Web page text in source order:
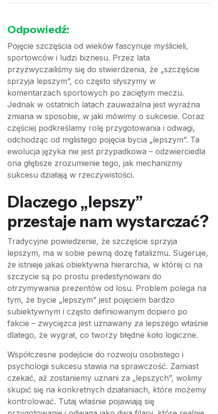
Odpowiedź:
Pojęcie szczęścia od wieków fascynuje myślicieli,
sportowców i ludzi biznesu. Przez lata
przyzwyczailiśmy się do stwierdzenia, że „szczęście
sprzyja lepszym”, co często słyszymy w
komentarzach sportowych po zaciętym meczu.
Jednak w ostatnich latach zauważalna jest wyraźna
zmiana w sposobie, w jaki mówimy o sukcesie. Coraz
częściej podkreślamy rolę przygotowania i odwagi,
odchodząc od mglistego pojęcia bycia „lepszym”. Ta
ewolucja języka nie jest przypadkowa – odzwierciedla
ona głębsze zrozumienie tego, jak mechanizmy
sukcesu działają w rzeczywistości.
Dlaczego „lepszy”
przestaje nam wystarczać?
Tradycyjne powiedzenie, że szczęście sprzyja
lepszym, ma w sobie pewną dozę fatalizmu. Sugeruje,
że istnieje jakaś obiektywna hierarchia, w której ci na
szczycie są po prostu predestynowani do
otrzymywania prezentów od losu. Problem polega na
tym, że bycie „lepszym” jest pojęciem bardzo
subiektywnym i często definiowanym dopiero po
fakcie – zwycięzca jest uznawany za lepszego właśnie
dlatego, że wygrał, co tworzy błędne koło logiczne.
Współczesne podejście do rozwoju osobistego i
psychologii sukcesu stawia na sprawczość. Zamiast
czekać, aż zostaniemy uznani za „lepszych”, wolimy
skupić się na konkretnych działaniach, które możemy
kontrolować. Tutaj właśnie pojawiają się